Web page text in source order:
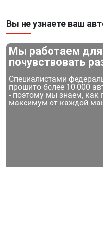
Вы не узнаете ваш
Мы работаем
почувствовать
Специалистами
прошито более 10 000
- поэтому мы знаем, как
максимум от каждой